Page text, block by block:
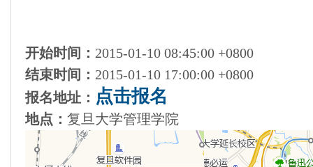
开始时间： 2015-01-10 08:45:00 +0800
结束时间： 2015-01-10 17:00:00 +0800
报名地址： 点击报名
地点： 复旦大学管理学院